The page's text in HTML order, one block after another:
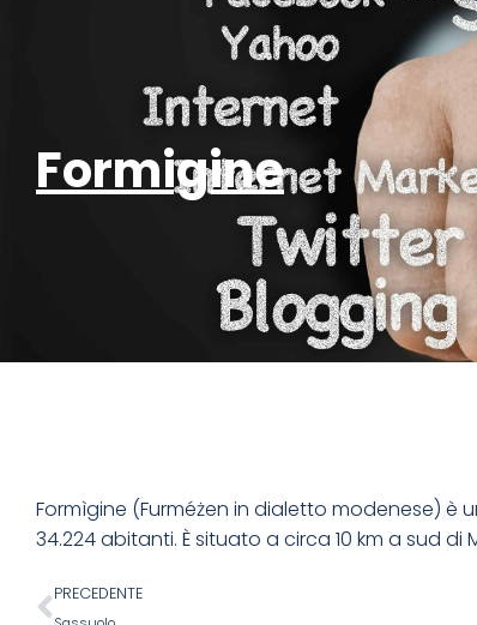
Formigine
Formìgine (Furméżen in dialetto modenese)
34.224 abitanti. È situato a circa 10 km a sud
PRECEDENTE